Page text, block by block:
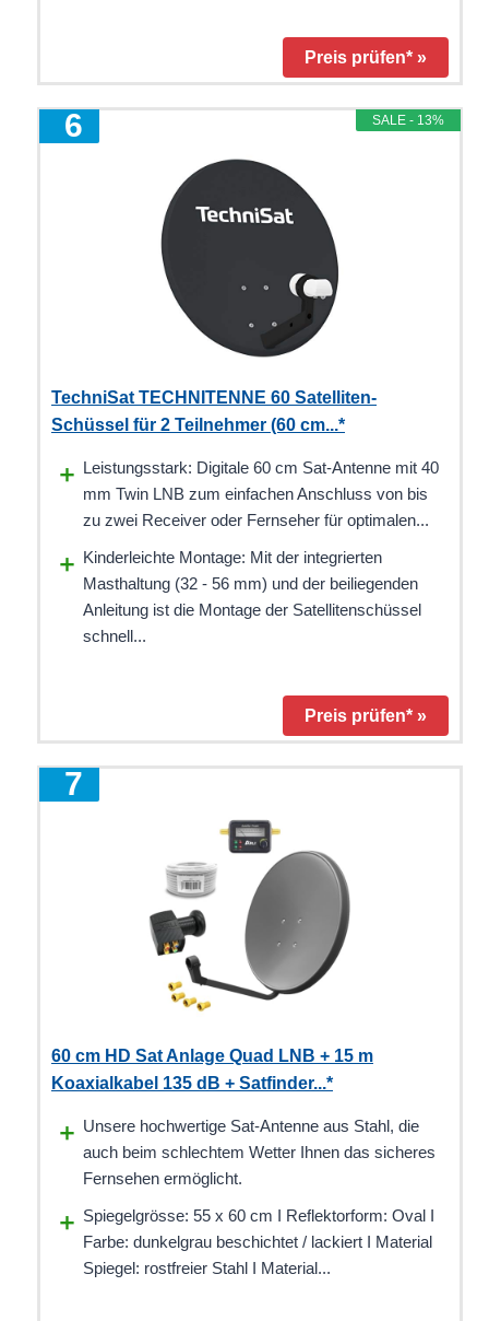
Preis prüfen* »
SALE - 13%
TechniSat TECHNITENNE 60 Satelliten-
Schüssel für 2 Teilnehmer (60 cm...*
Leistungsstark: Digitale 60 cm Sat-Antenne mit 40
mm Twin LNB zum einfachen Anschluss von bis
zu zwei Receiver oder Fernseher für optimalen...
Kinderleichte Montage: Mit der integrierten
Masthaltung (32 - 56 mm) und der beiliegenden
Anleitung ist die Montage der Satellitenschüssel
schnell...
Preis prüfen* »
60 cm HD Sat Anlage Quad LNB + 15 m
Koaxialkabel 135 dB + Satfinder...*
Unsere hochwertige Sat-Antenne aus Stahl, die
auch beim schlechtem Wetter Ihnen das sicheres
Fernsehen ermöglicht.
Spiegelgrösse: 55 x 60 cm I Reflektorform: Oval I
Farbe: dunkelgrau beschichtet / lackiert I Material
Spiegel: rostfreier Stahl I Material...